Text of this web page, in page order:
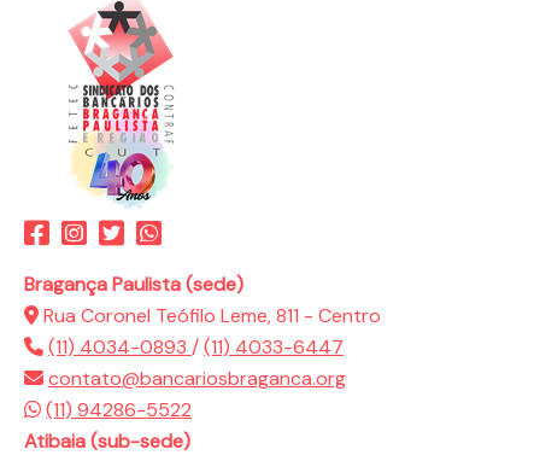
Bragança Paulista (sede)
Rua Coronel Teófilo Leme, 811 - Centro
(11) 4034-0893 /(11) 4033-6447
contato@bancariosbraganca.org
(11) 94286-5522
Atibaia (sub-sede)